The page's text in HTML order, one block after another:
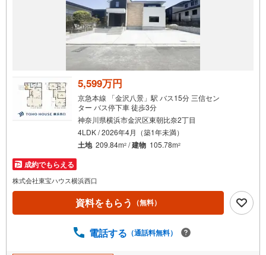
5,599万円
京急本線 「金沢八景」駅 バス15分 三信セン
ター バス停下車 徒歩3分
神奈川県横浜市金沢区東朝比奈2丁目
4LDK / 2026年4月（築1年未満）
土地 209.84m2 /建物 105.78m2
成約でもらえる
株式会社東宝ハウス横浜西口
資料をもらう （無料）
電話する （通話料無料）